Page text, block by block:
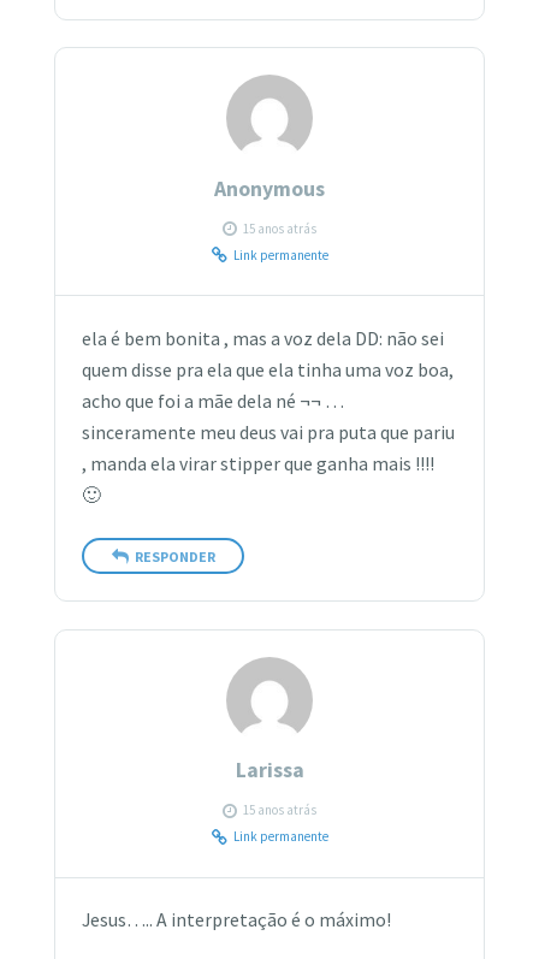
Anonymous
15 anos atrás
Link permanente
ela é bem bonita , mas a voz dela DD: não sei
quem disse pra ela que ela tinha uma voz boa,
acho que foi a mãe dela né ¬¬ …
sinceramente meu deus vai pra puta que pariu
, manda ela virar stipper que ganha mais !!!!
🙂
RESPONDER
Larissa
15 anos atrás
Link permanente
Jesus….. A interpretação é o máximo!